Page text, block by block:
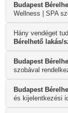
Budapest
Wellness | SPA
Hány vendéget
Bérelhető lakás/
Budapest
szobával
Budapest
és kijelentkezési